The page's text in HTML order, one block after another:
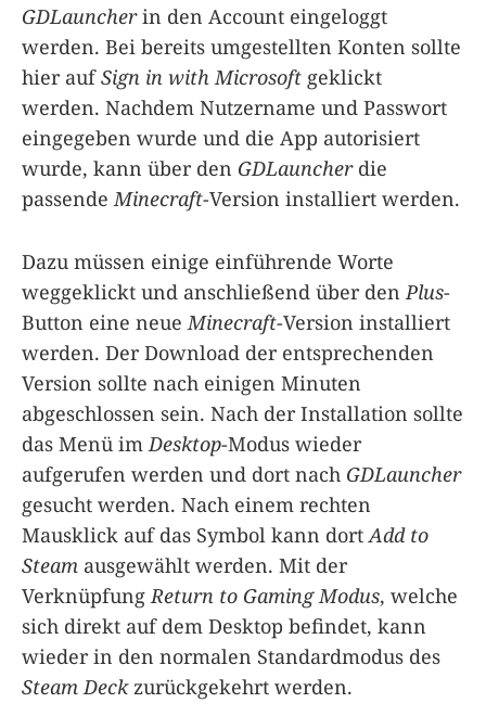
GDLauncherin den Account eingeloggt
werden. Bei bereits umgestellten Konten sollte
hier aufSign in with Microsoft geklickt
werden. Nachdem Nutzername und Passwort
eingegeben wurde und die App autorisiert
wurde, kann über den GDLauncherdie
passende Minecraft-Version installiert werden.
Dazu müssen einige einführende Worte
weggeklickt und anschließend über den Plus-
Button eine neue Minecraft-Version installiert
werden. Der Download der entsprechenden
Version sollte nach einigen Minuten
abgeschlossen sein. Nach der Installation sollte
das Menü im Desktop-Modus wieder
aufgerufen werden und dort nach GDLauncher
gesucht werden. Nach einem rechten
Mausklick auf das Symbol kann dort Add to
Steam ausgewählt werden. Mit der
Verknüpfung Return to Gaming Modus, welche
sich direkt auf dem Desktop befindet, kann
wieder in den normalen Standardmodus des
Steam Deckzurückgekehrt werden.